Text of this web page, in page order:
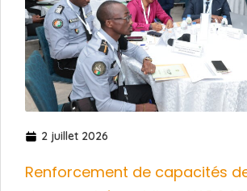
2 juillet 2026
Renforcement de capacités